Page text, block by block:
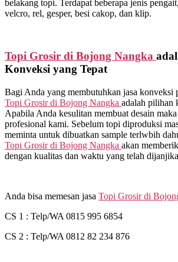
belakang topi. Terdapat beberapa jenis
velcro, rel, gesper, besi cakop, dan klip.
Topi Grosir di Bojong Nangka
Konveksi yang Tepat
Bagi Anda yang membutuhkan jasa konveksi
Topi Grosir di Bojong Nangka adalah pilihan
Apabila Anda kesulitan membuat desain
profesional kami. Sebelum topi diproduksi
meminta untuk dibuatkan sample terlwbih
Topi Grosir di Bojong Nangka akan
dengan kualitas dan waktu yang telah
Anda bisa memesan jasa Topi Grosir di
CS 1 : Telp/WA 0815 995 6854
CS 2 : Telp/WA 0812 82 234 876